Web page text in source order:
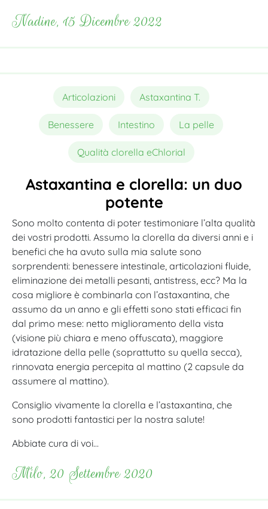
Nadine, 15 Dicembre 2022
Articolazioni Astaxantina T.
Benessere Intestino La pelle
Qualità clorella eChlorial
Astaxantina e clorella: un duo
potente
Sono molto contenta di poter testimoniare l’alta qualità
dei vostri prodotti. Assumo la clorella da diversi anni e i
benefici che ha avuto sulla mia salute sono
sorprendenti: benessere intestinale, articolazioni fluide,
eliminazione dei metalli pesanti, antistress, ecc? Ma la
cosa migliore è combinarla con l’astaxantina, che
assumo da un anno e gli effetti sono stati efficaci fin
dal primo mese: netto miglioramento della vista
(visione più chiara e meno offuscata), maggiore
idratazione della pelle (soprattutto su quella secca),
rinnovata energia percepita al mattino (2 capsule da
assumere al mattino).
Consiglio vivamente la clorella e l’astaxantina, che
sono prodotti fantastici per la nostra salute!
Abbiate cura di voi…
Milo, 20 Settembre 2020